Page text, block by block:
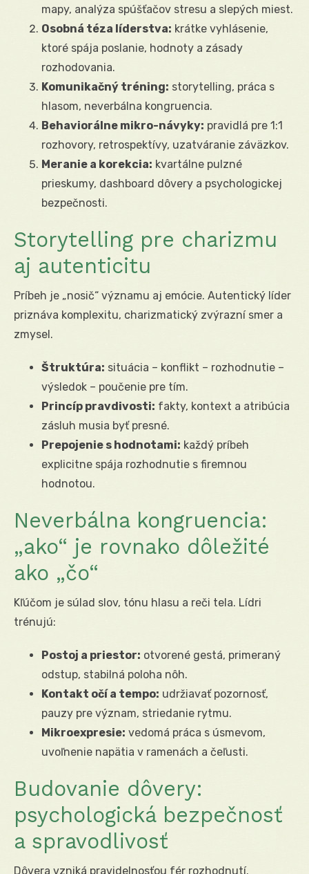
mapy, analýza spúšťačov stresu a slepých miest.
Osobná téza líderstva: krátke vyhlásenie,
ktoré spája poslanie, hodnoty a zásady
rozhodovania.
Komunikačný tréning: storytelling, práca s
hlasom, neverbálna kongruencia.
Behaviorálne mikro-návyky: pravidlá pre 1:1
rozhovory, retrospektívy, uzatváranie záväzkov.
Meranie a korekcia: kvartálne pulzné
prieskumy, dashboard dôvery a psychologickej
bezpečnosti.
Storytelling pre charizmu
aj autenticitu
Príbeh je „nosič“ významu aj emócie. Autentický líder
priznáva komplexitu, charizmatický zvýrazní smer a
zmysel.
Štruktúra: situácia – konflikt – rozhodnutie –
výsledok – poučenie pre tím.
Princíp pravdivosti: fakty, kontext a atribúcia
zásluh musia byť presné.
Prepojenie s hodnotami: každý príbeh
explicitne spája rozhodnutie s firemnou
hodnotou.
Neverbálna kongruencia:
„ako“ je rovnako dôležité
ako „čo“
Kľúčom je súlad slov, tónu hlasu a reči tela. Lídri
trénujú:
Postoj a priestor: otvorené gestá, primeraný
odstup, stabilná poloha nôh.
Kontakt očí a tempo: udržiavať pozornosť,
pauzy pre význam, striedanie rytmu.
Mikroexpresie: vedomá práca s úsmevom,
uvoľnenie napätia v ramenách a čeľusti.
Budovanie dôvery:
psychologická bezpečnosť
a spravodlivosť
Dôvera vzniká pravidelnosťou fér rozhodnutí.